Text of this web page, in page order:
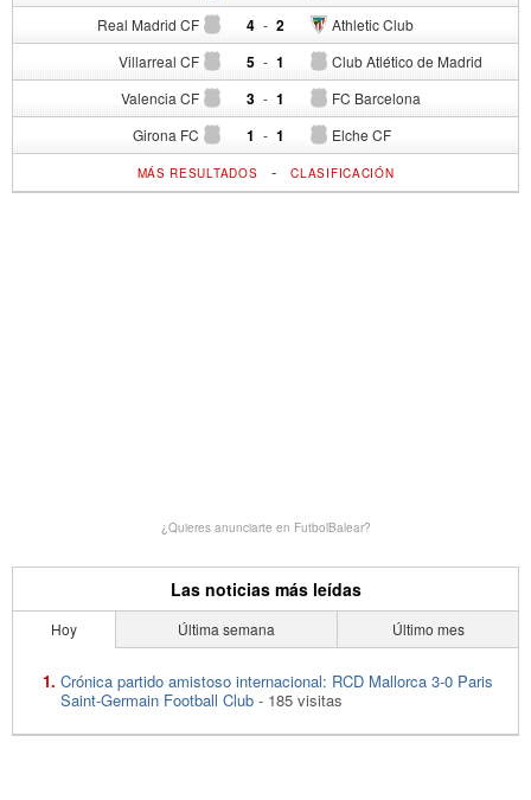
Real Madrid CF 4 - Athletic Club
2
Villarreal CF 5 - Club Atlético de Madrid
1
Valencia CF 3 - FC Barcelona
1
Girona FC 1 - Elche CF
1
MÁS RESULTADOS -CLASIFICACIÓN
¿Quieres anunciarte en FutbolBalear?
Las noticias más leídas
Hoy Última semana Último mes
Crónica partido amistoso internacional: RCD Mallorca 3-0 Paris
Saint-Germain Football Club - 185 visitas